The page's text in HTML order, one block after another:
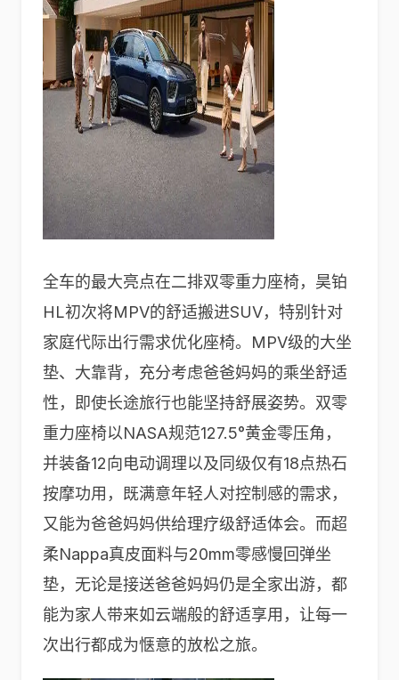
全车的最大亮点在二排双零重力座椅，昊铂
HL初次将MPV的舒适搬进SUV，特别针对
家庭代际出行需求优化座椅。MPV级的大坐
垫、大靠背，充分考虑爸爸妈妈的乘坐舒适
性，即使长途旅行也能坚持舒展姿势。双零
重力座椅以NASA规范127.5°黄金零压角，
并装备12向电动调理以及同级仅有18点热石
按摩功用，既满意年轻人对控制感的需求，
又能为爸爸妈妈供给理疗级舒适体会。而超
柔Nappa真皮面料与20mm零感慢回弹坐
垫，无论是接送爸爸妈妈仍是全家出游，都
能为家人带来如云端般的舒适享用，让每一
次出行都成为惬意的放松之旅。